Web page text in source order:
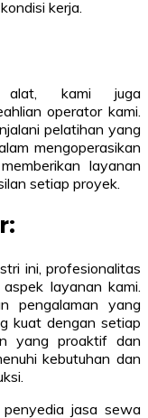
kerja.
alat, kami juga
operator kami.
pelatihan yang
mengoperasikan
layanan
setiap proyek.
ini, profesionalitas
layanan kami.
pengalaman yang
kuat dengan setiap
yang proaktif dan
kebutuhan dan
jasa sewa